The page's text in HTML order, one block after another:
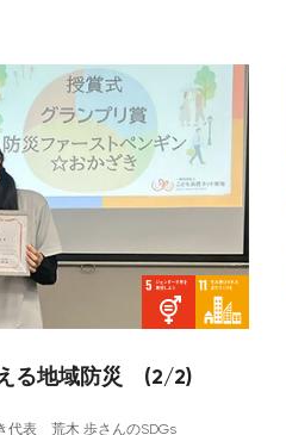
る地域防災 (2/2)
代表 荒木 歩さんのSDGs